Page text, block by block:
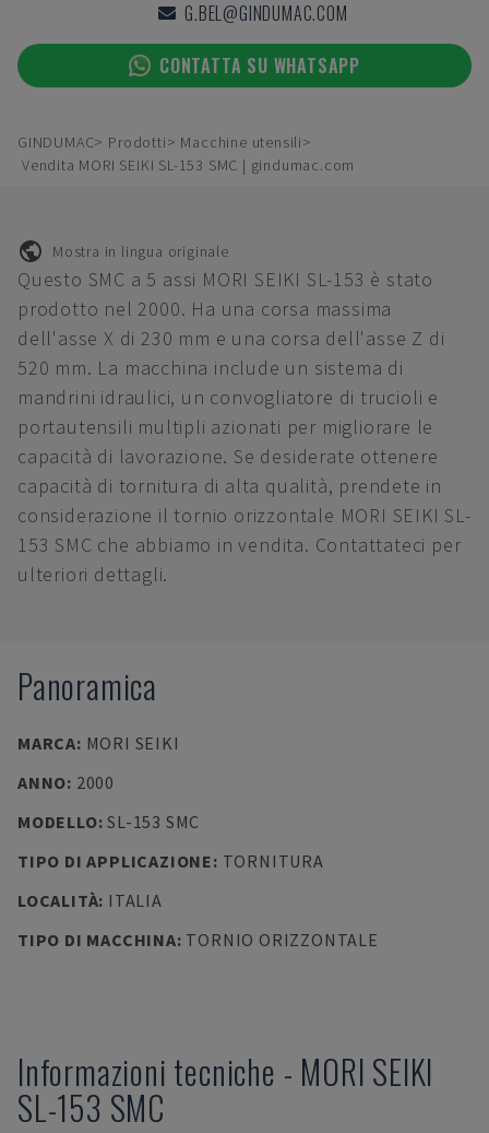
G.BEL@GINDUMAC.COM
CONTATTA SU WHATSAPP
GINDUMAC Prodotti
Macchine utensili
Vendita MORI SEIKI SL-153 SMC | gindumac.com
Mostra in lingua originale
Questo SMC a 5 assi MORI SEIKI SL-153 è stato
prodotto nel 2000. Ha una corsa massima
dell'asse X di 230 mm e una corsa dell'asse Z di
520 mm. La macchina include un sistema di
mandrini idraulici, un convogliatore di trucioli e
portautensili multipli azionati per migliorare le
capacità di lavorazione. Se desiderate ottenere
capacità di tornitura di alta qualità, prendete in
considerazione il tornio orizzontale MORI SEIKI SL-
153 SMC che abbiamo in vendita. Contattateci per
ulteriori dettagli.
Panoramica
MARCA: MORI SEIKI
ANNO: 2000
MODELLO:SL-153 SMC
TIPO DI APPLICAZIONE: TORNITURA
LOCALITÀ: ITALIA
TIPO DI MACCHINA: TORNIO ORIZZONTALE
Informazioni tecniche - MORI SEIKI
SL-153 SMC